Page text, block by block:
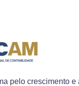
pelo crescimento e